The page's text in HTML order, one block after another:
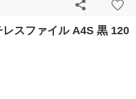
スファイル A4S 黒 120